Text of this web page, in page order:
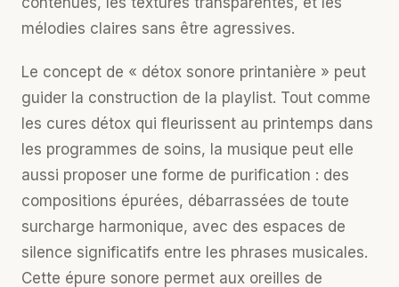
mélodies claires sans être agressives.
Le concept de « détox sonore printanière » peut
guider la construction de la playlist. Tout comme
les cures détox qui fleurissent au printemps dans
les programmes de soins, la musique peut elle
aussi proposer une forme de purification : des
compositions épurées, débarrassées de toute
surcharge harmonique, avec des espaces de
silence significatifs entre les phrases musicales.
Cette épure sonore permet aux oreilles de